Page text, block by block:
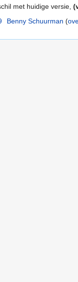
met huidige versie,
Benny Schuurman (